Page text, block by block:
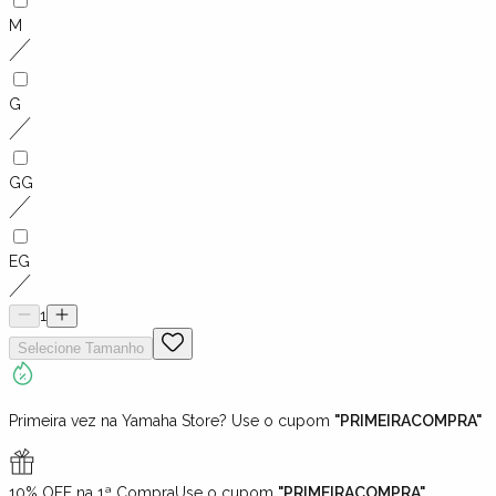
M
G
GG
EG
1
Selecione Tamanho
Primeira vez na Yamaha Store? Use o cupom "PRIMEIRACOMPRA"